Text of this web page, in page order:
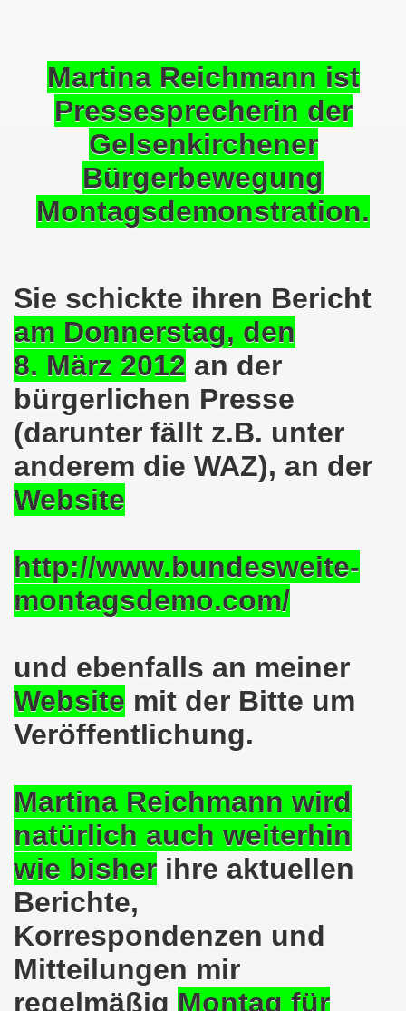
Martina Reichmann ist
Pressesprecherin der
Gelsenkirchener
Bürgerbewegung
Montagsdemonstration.
Sie schickte ihren Bericht
am Donnerstag, den
8. März 2012 an der
bürgerlichen Presse
(darunter fällt z.B. unter
anderem die WAZ), an der
Website
http://www.bundesweite-
montagsdemo.com/
und ebenfalls an meiner
Website mit der Bitte um
Veröffentlichung.
Martina Reichmann wird
natürlich auch weiterhin
wie bisher ihre aktuellen
Berichte,
Korrespondenzen und
Mitteilungen mir
regelmäßig Montag für
am 13.05.2024 um 17.30 Uhr auf dem
Bewegung am 08.04.2024 auf dem Heinrich-König-
ruft auf am 11.03.2024 zum Jahrestag
Wir protestieren und wir demonstrieren gegen die
zeigt am 05.02.2024 Flagge um 17.30 Uhr
08.01.2024 der Diskriminierung und der
gestorben - Nachruf der Koordinierungsgruppe
Bewegung: Protest gegen Arbeitsplatzvernichtung
gegen Kundgebung und gegen Frank Oettler
durch die Innenstädte von Stuttgart, von Erfurt
Bewegung am 09.10.2023 um 17.30 Uhr auf dem
und von Martina Reichmann: Gelungenes Fest
Bewegung - feier am 11.09.2023 um 17.30 Uhr auf
solidarisiert sich am 10.07.2023 mit Jan
am 10.07.2023 auf dem Heinrich-König-
Bewegung Gelsenkirchen sagt am 12.06.2023 „Nein“
am 12.06.2023 um 17.30 Uhr auf dem
der Befreiung vom Hitler-Faschismus - aktiver
dem Heinrich-König-Platz als Kundgebungsplatz
am 13.03.2023 ruft auf: Aktiver Widerstand
solidarisch mit den Betroffenen am
am 13.02.2023: Aktiver Widerstand gegen